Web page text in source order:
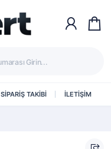
SİPARİŞ TAKİBİ İLETİŞİM